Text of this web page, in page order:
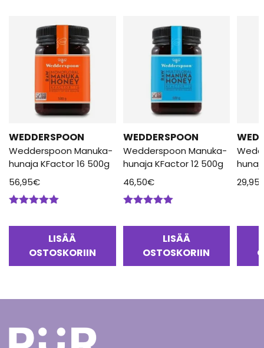
WEDDERSPOON
Wedderspoon Manuka-
hunaja KFactor 16 500g
56,95€
LISÄÄ
OSTOSKORIIN
WEDDERSPOON
Wedderspoon Manuka-
hunaja KFactor 12 500g
46,50€
LISÄÄ
OSTOSKORIIN
29,95